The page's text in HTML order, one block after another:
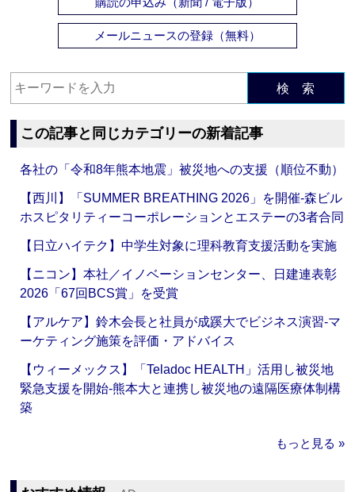
メールニュースの登録（無料）
検 索
この記事と同じカテゴリーの新着記事
各社の「令和8年熊本地震」被災地への支援（順位不動）
【西川】「SUMMER BREATHING 2026」を開催‐森ビル
ホスピタリティーコーポレーションとエステーの3者合同
【日立ハイテク】中学生対象に理科教育支援活動を実施
【ニコン】本社／イノベーションセンター、日建連表彰
2026「67回BCS賞」を受賞
【アルケア】鈴木会長と社員が成蹊大でビジネス演習‐マ
ーケティング施策を評価・アドバイス
【ウィーメックス】「Teladoc HEALTH」活用し被災地
緊急支援を開始‐熊本大と連携し被災地の遠隔医療体制構
築
もっと見る »